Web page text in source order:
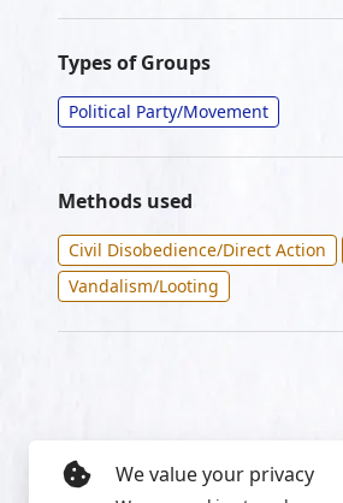
Types of Groups
Political Party/Movement
Methods used
Civil Disobedience/Direct Action
Vandalism/Looting
We value your privacy